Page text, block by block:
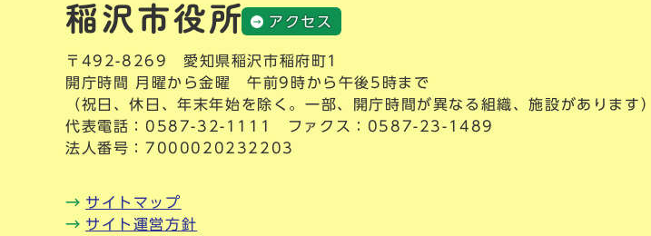
アクセス
〒492-8269 愛知県稲沢市稲府町1
開庁時間 月曜から金曜 午前9時から午後5時まで
（祝日、休日、年末年始を除く。一部、開庁時間が異なる組織、施設があります）
代表電話： 0587-32-1111
ファクス：0587-23-1489
法人番号：7000020232203
サイトマップ
サイト運営方針